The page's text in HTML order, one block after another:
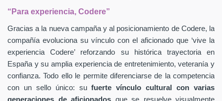
“Para experiencia, Codere”
Gracias a la nueva campaña y al posicionamiento de Codere, la
compañía evoluciona su vínculo con el aficionado que ‘vive la
experiencia Codere’ reforzando su histórica trayectoria en
España y su amplia experiencia de entretenimiento, veteranía y
confianza. Todo ello le permite diferenciarse de la competencia
con un sello único: sufuerte vínculo cultural con varias